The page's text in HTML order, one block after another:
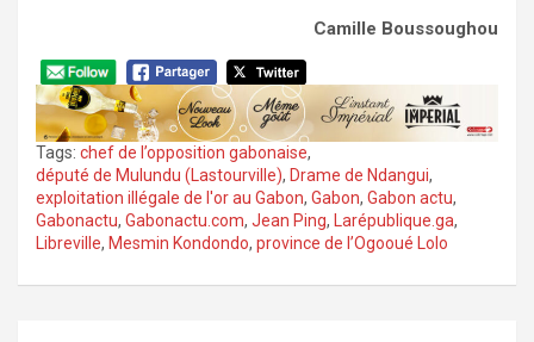
Camille Boussoughou
Tags: chef de l’opposition gabonaise,
député de Mulundu (Lastourville), Drame de Ndangui,
exploitation illégale de l'or au Gabon, Gabon, Gabon actu,
Gabonactu, Gabonactu.com, Jean Ping, Larépublique.ga,
Libreville, Mesmin Kondondo, province de l’Ogooué Lolo